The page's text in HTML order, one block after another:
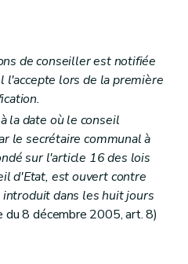
57
58
59
60
61
2 Le receveur
62
63
64
65
66
de conseiller est notifiée
l'accepte lors de la première
la date où le conseil
le secrétaire communal à
sur l'article 16 des lois
d'Etat, est ouvert contre
dans les huit jours
du 8 décembre 2005, art. 8)